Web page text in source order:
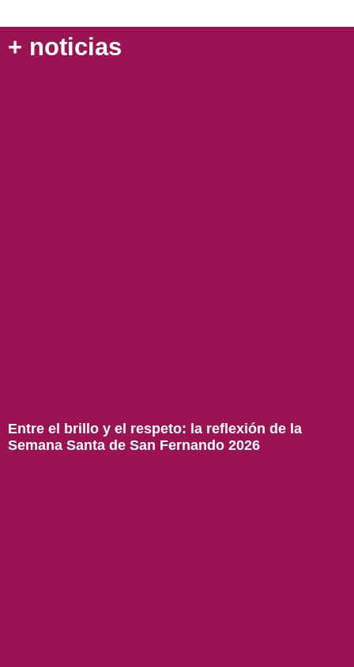
+ noticias
Entre el brillo y el respeto: la reflexión de la
Semana Santa de San Fernando 2026